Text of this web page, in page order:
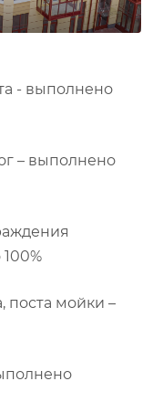
- выполнено
– выполнено
поста мойки –